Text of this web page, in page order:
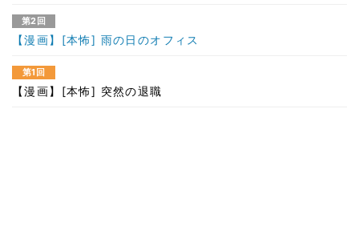
第2回
【漫画】[本怖] 雨の日のオフィス
第1回
【漫画】[本怖] 突然の退職